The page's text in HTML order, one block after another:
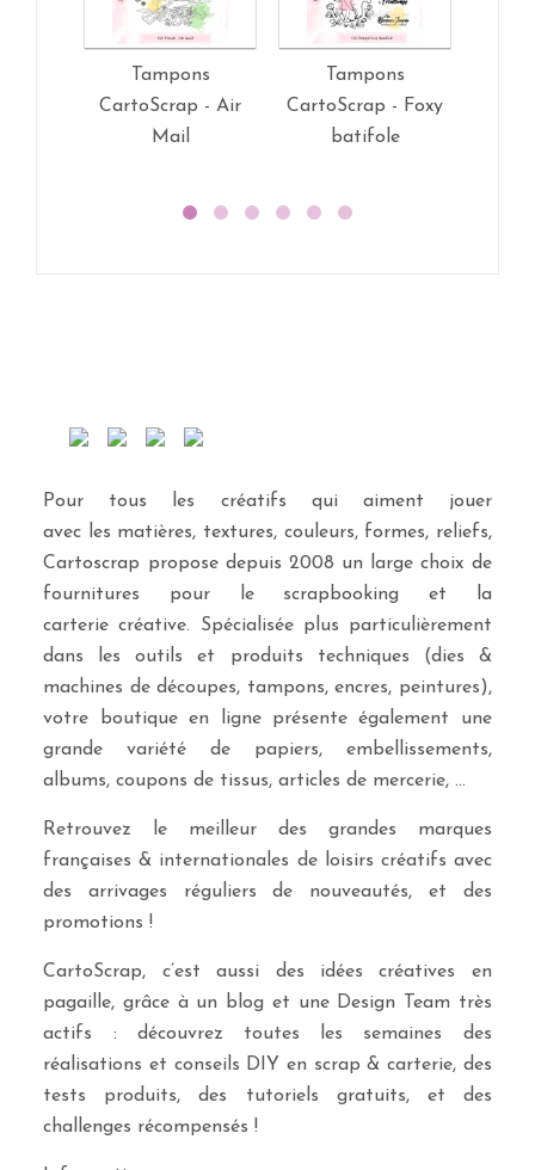
Tampons
CartoScrap - Air
Mail
Tampons
CartoScrap - Foxy
batifole
Pour tous les créatifs qui aiment jouer
avec les matières, textures, couleurs, formes, reliefs,
Cartoscrap propose depuis 2008 un large choix de
fournitures pour le scrapbooking et la
carterie créative. Spécialisée plus particulièrement
dans les outils et produits techniques (dies &
machines de découpes, tampons, encres, peintures),
votre boutique en ligne présente également une
grande variété de papiers, embellissements,
albums, coupons de tissus, articles de mercerie, …
Retrouvez le meilleur des grandes marques
françaises & internationales de loisirs créatifs avec
des arrivages réguliers de nouveautés, et des
promotions !
CartoScrap, c’est aussi des idées créatives en
pagaille, grâce à un blog et une Design Team très
actifs : découvrez toutes les semaines des
réalisations et conseils DIY en scrap & carterie, des
tests produits, des tutoriels gratuits, et des
challenges récompensés !